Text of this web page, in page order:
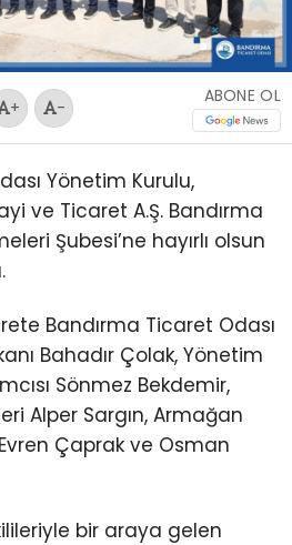
+ -
ABONE OL
Yönetim Kurulu,
ve Ticaret A.Ş. Bandırma
Şubesi’ne hayırlı olsun
Bandırma Ticaret Odası
Bahadır Çolak, Yönetim
Sönmez Bekdemir,
Alper Sargın, Armağan
Çaprak ve Osman
bir araya gelen